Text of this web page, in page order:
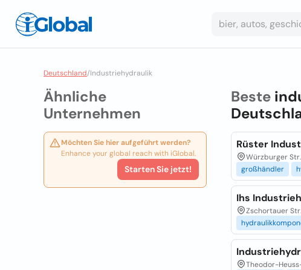
Deutschland/Industriehydraulik
Ähnliche
Unternehmen
Möchten Sie hier aufgeführt werden?
Enhance your global reach with iGlobal.
Starten Sie jetzt!
Beste
Rüster
Würzburger
großhändler
Ihs
Zschortauer
Theodor-